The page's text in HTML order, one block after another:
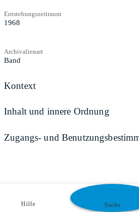
Entstehungszeitraum
1968
Archivalienart
Band
Kontext
Inhalt und innere Ordnung
Zugangs- und
Hilfe Suche